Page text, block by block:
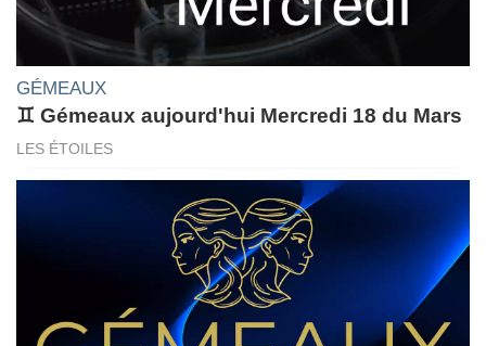
GÉMEAUX
♊ Gémeaux aujourd'hui Mercredi 18 du Mars
LES ÉTOILES